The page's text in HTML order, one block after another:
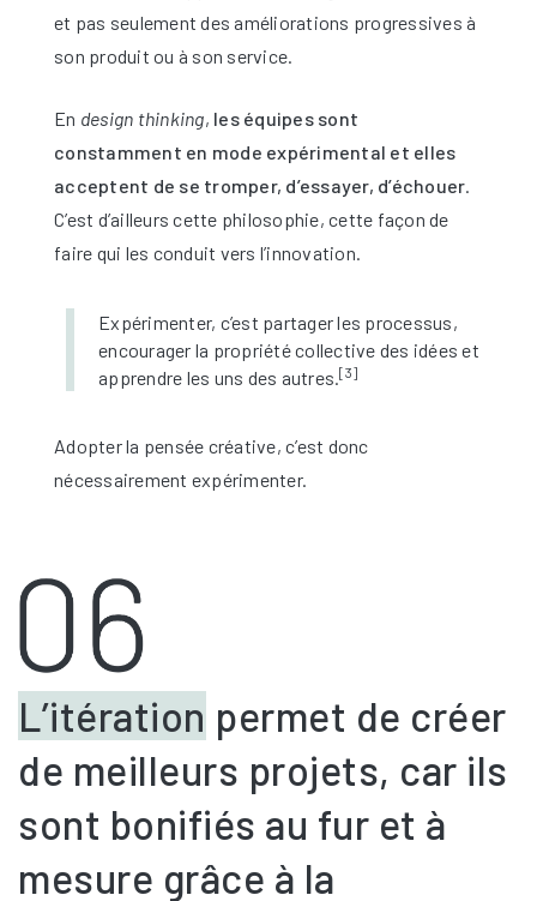
et pas seulement des améliorations progressives à
son produit ou à son service.
En design thinking, les équipes sont
constamment en mode expérimental et elles
acceptent de se tromper, d’essayer, d’échouer.
C’est d’ailleurs cette philosophie, cette façon de
faire qui les conduit vers l’innovation.
Expérimenter, c’est partager les processus,
encourager la propriété collective des idées et
apprendre les uns des autres.[3]
Adopter la pensée créative, c’est donc
nécessairement expérimenter.
L’itération permet de créer
de meilleurs projets, car ils
sont bonifiés au fur et à
mesure grâce à la